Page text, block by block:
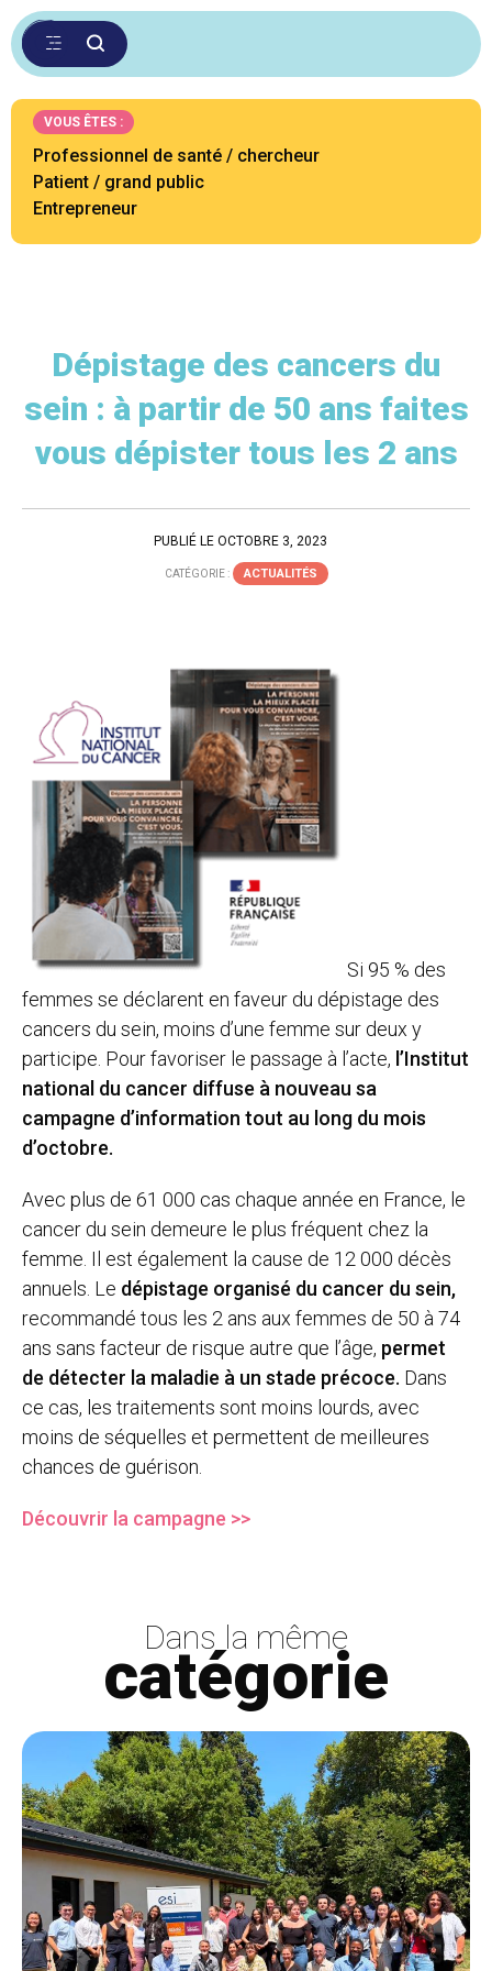
VOUS ÊTES :
Professionnel de santé / chercheur
Patient / grand public
Entrepreneur
Dépistage des cancers du
sein : à partir de 50 ans faites
vous dépister tous les 2 ans
PUBLIÉ LE OCTOBRE 3, 2023
CATÉGORIE : ACTUALITÉS
Si 95 % des
femmes se déclarent en faveur du dépistage des
cancers du sein, moins d’une femme sur deux y
participe. Pour favoriser le passage à l’acte, l’Institut
national du cancer diffuse à nouveau sa
campagne d’information tout au long du mois
d’octobre.
Avec plus de 61 000 cas chaque année en France, le
cancer du sein demeure le plus fréquent chez la
femme. Il est également la cause de 12 000 décès
annuels. Le dépistage organisé du cancer du sein,
recommandé tous les 2 ans aux femmes de 50 à 74
ans sans facteur de risque autre que l’âge, permet
de détecter la maladie à un stade précoce. Dans
ce cas, les traitements sont moins lourds, avec
moins de séquelles et permettent de meilleures
chances de guérison.
Découvrir la campagne >>
Dans la même
catégorie